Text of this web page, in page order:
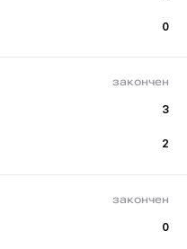
0
закончен
3
2
закончен
0